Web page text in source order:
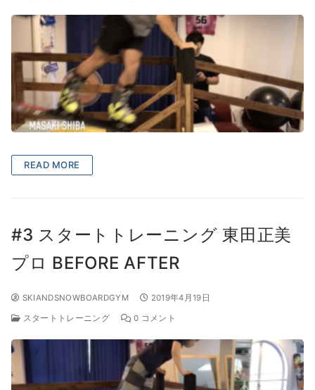
READ MORE
#3 スタートトレーニング 東田正美
プロ BEFORE AFTER
SKIANDSNOWBOARDGYM 2019年4月19日
スタートトレーニング 0 コメント